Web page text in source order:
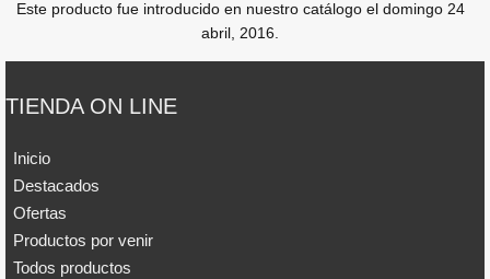
Este producto fue introducido en nuestro catálogo el domingo 24
abril, 2016.
TIENDA ON LINE
Inicio
Destacados
Ofertas
Productos por venir
Todos productos